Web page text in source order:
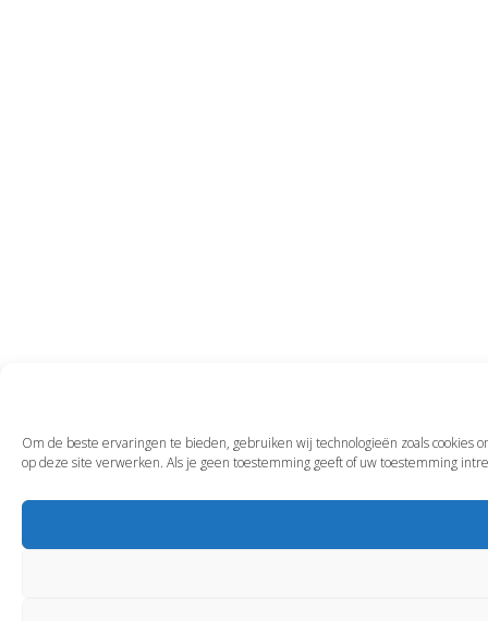
Om de beste ervaringen te bieden, gebruiken wij technologieën zoals cookies
op deze site verwerken. Als je geen toestemming geeft of uw toestemming